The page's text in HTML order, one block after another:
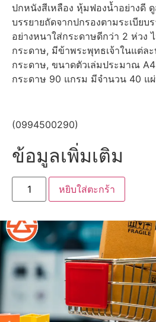
ปกหนังสีเหลือง หุ้มฟองน้ำอย่างดี
บรรยายถัดจากปกรองตามระเบียบ
อย่างหนาใส่กระดาษดีกว่า 2 ห่วง
กระดาษ, มีข้าพระพุทธเจ้าในแต่ล
กระดาษ, ขนาดตัวเล่มประมาณ
กระดาษ 90 แกรม มีจำนวน 40 แ
(0994500290)
ข้อมูลเพิ่มเติม
หยิบใส่ตะกร้า